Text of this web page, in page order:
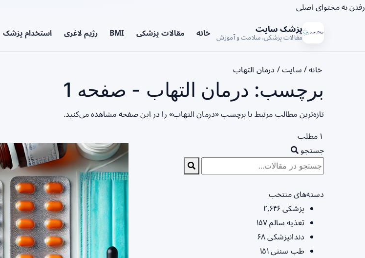
رفتن به محتوای اصلی
پزشک سایت
مقالات پزشکی، سلامت و آموزش خانه مقالات پزشکی BMI رژیم لاغری استخدام پزشک
خانه/ سایت/ درمان التهاب
برچسب: درمان التهاب - صفحه 1
تازه‌ترین مطالب مرتبط با برچسب «درمان التهاب» را در این صفحه مشاهده می‌کنید.
۱ مطلب
جستجو
دسته‌های منتخب
پزشکی۲,۶۴۶
تغذیه سالم۱۵۷
دندانپزشکی۶۸
طب سنتی۱۵۱